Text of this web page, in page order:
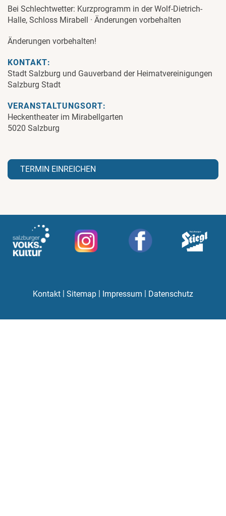
Bei Schlechtwetter: Kurzprogramm in der Wolf-Dietrich-
Halle, Schloss Mirabell · Änderungen vorbehalten
Änderungen vorbehalten!
KONTAKT:
Stadt Salzburg und Gauverband der Heimatvereinigungen
Salzburg Stadt
VERANSTALTUNGSORT:
Heckentheater im Mirabellgarten
5020 Salzburg
TERMIN EINREICHEN
Kontakt | Sitemap | Impressum | Datenschutz